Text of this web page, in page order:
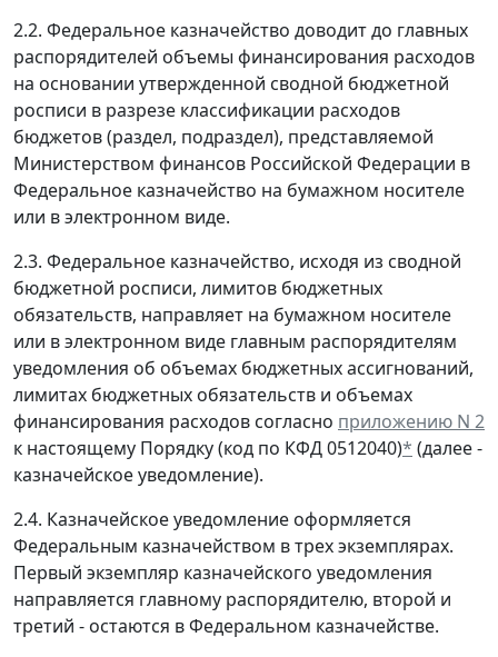
2.2. Федеральное казначейство доводит до главных
распорядителей объемы финансирования расходов
на основании утвержденной сводной бюджетной
росписи в разрезе классификации расходов
бюджетов (раздел, подраздел), представляемой
Министерством финансов Российской Федерации в
Федеральное казначейство на бумажном носителе
или в электронном виде.
2.3. Федеральное казначейство, исходя из сводной
бюджетной росписи, лимитов бюджетных
обязательств, направляет на бумажном носителе
или в электронном виде главным распорядителям
уведомления об объемах бюджетных ассигнований,
лимитах бюджетных обязательств и объемах
финансирования расходов согласно приложению N 2
к настоящему Порядку (код по КФД 0512040)* (далее -
казначейское уведомление).
2.4. Казначейское уведомление оформляется
Федеральным казначейством в трех экземплярах.
Первый экземпляр казначейского уведомления
направляется главному распорядителю, второй и
третий - остаются в Федеральном казначействе.